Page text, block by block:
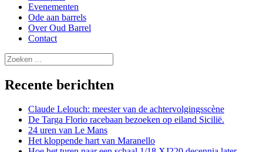
Evenementen
Ode aan barrels
Over Oud Barrel
Contact
Zoeken
naar:
Recente berichten
Claude Lelouch: meester van de achtervolgingsscène
De Targa Florio racebaan bezoeken op eiland Sicilië.
24 uren van Le Mans
Het kloppende hart van Maranello